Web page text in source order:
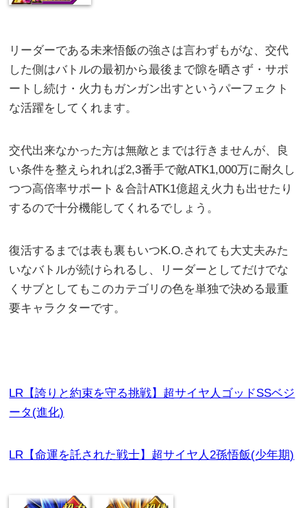
リーダーである未来悟飯の強さは言わずもがな、交代
した側はバトルの最初から最後まで隙を晒さず・サポ
ートし続け・火力もガンガン出すというパーフェクト
な活躍をしてくれます。
交代出来なかった方は無敵とまでは行きませんが、良
い条件を整えられれば2,3番手で敵ATK1,000万に耐久し
つつ高倍率サポート＆合計ATK1億超え火力も出せたり
するので十分機能してくれるでしょう。
復活するまでは表も裏もいつK.O.されても大丈夫みた
いなバトルが続けられるし、リーダーとしてだけでな
くサブとしてもこのカテゴリの色を単独で決める最重
要キャラクターです。
LR【誇りと約束を守る挑戦】超サイヤ人ゴッドSSベジ
ータ(進化)
LR【命運を託された戦士】超サイヤ人2孫悟飯(少年期)